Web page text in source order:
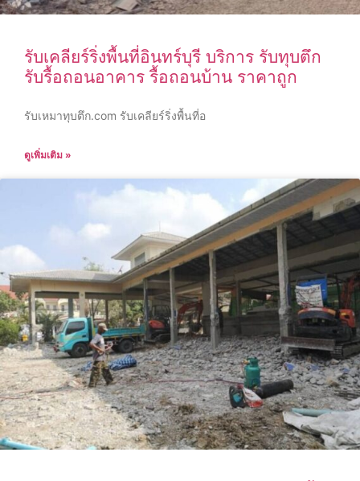
รับเคลียร์ริ่งพื้นที่อินทร์บุรี บริการ รับทุบตึก
รับรื้อถอนอาคาร รื้อถอนบ้าน ราคาถูก
รับเหมาทุบตึก.com รับเคลียร์ริ่งพื้นที่อ
ดูเพิ่มเติม »